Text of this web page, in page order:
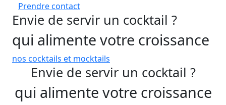
Prendre contact
Envie de servir un cocktail ?
qui alimente votre croissance
nos cocktails et mocktails
Envie de servir un cocktail ?
qui alimente votre croissance